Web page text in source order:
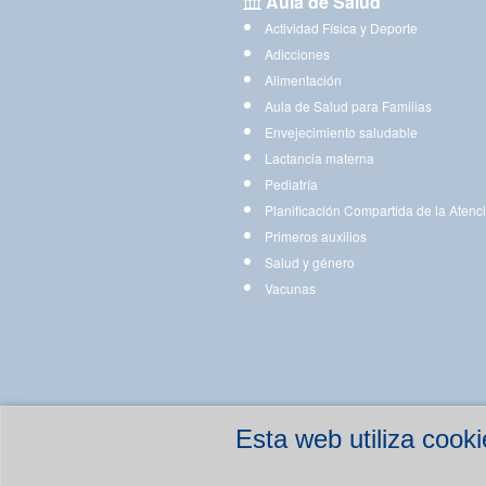
Esta web utiliza
Actividad Física y Deporte
Adicciones
Alimentación
Aula de Salud para Familias
Envejecimiento saludable
Lactancia materna
Pediatría
Planificación Compartida de la
Primeros auxilios
Salud y género
Vacunas